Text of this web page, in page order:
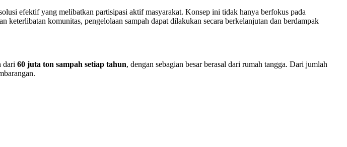
efektif yang melibatkan partisipasi aktif masyarakat. Konsep ini tidak hanya berfokus pada
komunitas, pengelolaan sampah dapat dilakukan secara berkelanjutan dan berdampak
dari 60 juta ton sampah setiap tahun, dengan sebagian besar berasal dari rumah tangga. Dari jumlah